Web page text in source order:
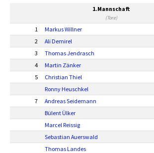
1.Mannschaft
(Tore)
1 Markus Willner
2
Ali Demirel
3
Thomas Jendrasch
4
Martin Zänker
5
Christian Thiel
Ronny Heuschkel
7
Andreas Seidemann
Bülent Ülker
Marcel Reissig
Sebastian Auerswald
Thomas Landes